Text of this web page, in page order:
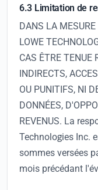
6.3 Limitation de
DANS LA
LOWE
CAS ÊTRE TENUE
INDIRECTS,
OU PUNITIFS, NI
DONNÉES,
REVENUS. La
Technologies Inc.
sommes versées
mois précédant